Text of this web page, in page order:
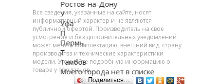
Все сведения, указанные на сайте, носят
информативный характер и не являются
публичной офертой. Производитель на свое
усмотрение и без дополнительных уведомлений
может менять комплектацию, внешний вид, страну
производства и технические характеристики
модели. Уточняйте подробную информацию о
товаре у продавцов.
Поделиться…
Ростов-на-Дону
У
Уфа
П
Пермь
Т
Тамбов
Моего города нет в списке